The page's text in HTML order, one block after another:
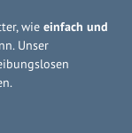
wie einfach und
Unser